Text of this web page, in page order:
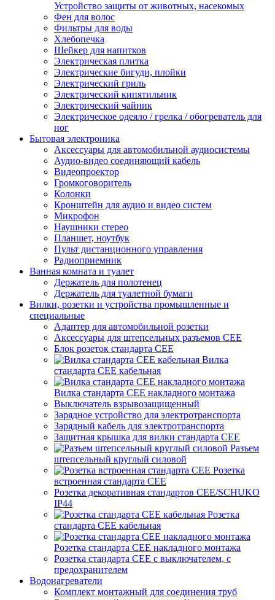
Устройство защиты от животных, насекомых
Фен для волос
Фильтры для воды
Хлебопечка
Шейкер для напитков
Электрическая плитка
Электрические бигуди, плойки
Электрический гриль
Электрический кипятильник
Электрический чайник
Электрическое одеяло / грелка / обогреватель для
ног
Бытовая электроника
Аксессуары для автомобильной аудиосистемы
Аудио-видео соединяющий кабель
Видеопроектор
Громкоговоритель
Колонки
Кронштейн для аудио и видео систем
Микрофон
Наушники стерео
Планшет, ноутбук
Пульт дистанционного управления
Радиоприемник
Ванная комната и туалет
Держатель для полотенец
Держатель для туалетной бумаги
Вилки, розетки и устройства промышленные и
специальные
Адаптер для автомобильной розетки
Аксессуары для штепсельных разъемов CEE
Блок розеток стандарта CEE
Вилка
стандарта CEE кабельная
Вилка стандарта CEE накладного монтажа
Выключатель взрывозащищенный
Зарядное устройство для электротранспорта
Зарядный кабель для электротранспорта
Защитная крышка для вилки стандарта CEE
Разъем
штепсельный круглый силовой
Розетка
встроенная стандарта CEE
Розетка декоративная стандартов CEE/SCHUKO
IP44
Розетка
стандарта СЕЕ кабельная
Розетка стандарта СЕЕ накладного монтажа
Розетка стандарта СЕЕ с выключателем, с
предохранителем
Водонагреватели
Комплект монтажный для соединения труб